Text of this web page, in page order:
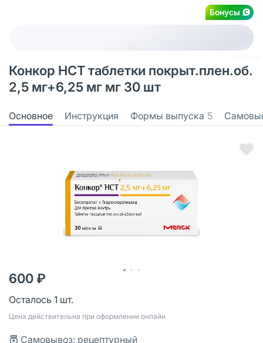
Бонусы
Конкор НСТ таблетки покрыт.плен.об.
2,5 мг+6,25 мг мг 30 шт
Основное Инструкция Формы выпуска 5
600 ₽
Осталось 1 шт.
Цена действительна при оформлении онлайн
Самовывоз: рецептурный